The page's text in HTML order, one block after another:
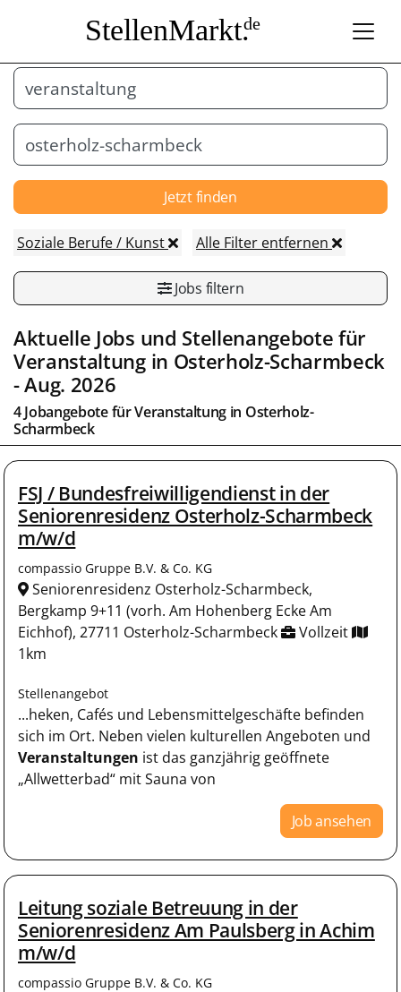
StellenMarkt.de
Jetzt finden
Soziale Berufe / Kunst Alle Filter entfernen
Jobs filtern
Aktuelle Jobs und Stellenangebote für
Veranstaltungin Osterholz-Scharmbeck
- Aug. 2026
4 Jobangebote fürVeranstaltung in Osterholz-
Scharmbeck
FSJ / Bundesfreiwilligendienst in der
Seniorenresidenz Osterholz-Scharmbeck
m/w/d
compassio Gruppe B.V. & Co. KG
Seniorenresidenz Osterholz-Scharmbeck,
Bergkamp 9+11 (vorh. Am Hohenberg Ecke Am
Eichhof), 27711 Osterholz-Scharmbeck
Vollzeit
1km
Stellenangebot
...heken, Cafés und Lebensmittelgeschäfte befinden
sich im Ort. Neben vielen kulturellen Angeboten und
Veranstaltungen ist das ganzjährig geöffnete
„Allwetterbad“ mit Sauna von
Job ansehen
Leitung soziale Betreuung in der
Seniorenresidenz Am Paulsberg in Achim
m/w/d
compassio Gruppe B.V. & Co. KG